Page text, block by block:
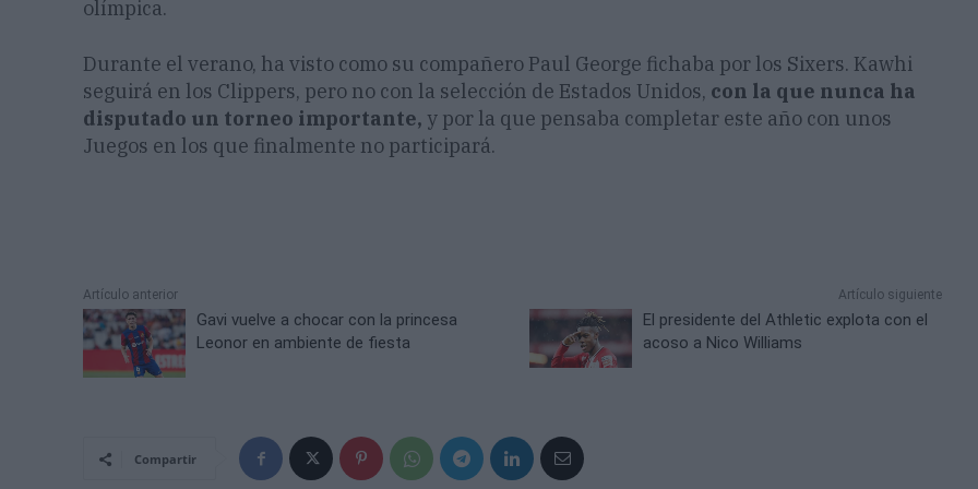
olímpica.
Durante el verano, ha visto como su compañero Paul George fichaba por los Sixers. Kawhi
seguirá en los Clippers, pero no con la selección de Estados Unidos, con la que nunca ha
disputado un torneo importante, y por la que pensaba completar este año con unos
Juegos en los que finalmente no participará.
Artículo anterior
Gavi vuelve a chocar con la princesa
Leonor en ambiente de fiesta
Artículo siguiente
El presidente del Athletic explota con el
acoso a Nico Williams
Compartir